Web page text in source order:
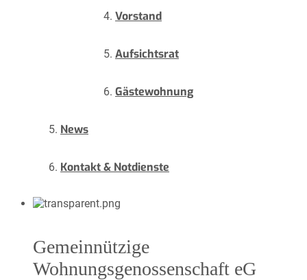
Vorstand
Aufsichtsrat
Gästewohnung
News
Kontakt & Notdienste
Gemeinnützige
Wohnungsgenossenschaft eG